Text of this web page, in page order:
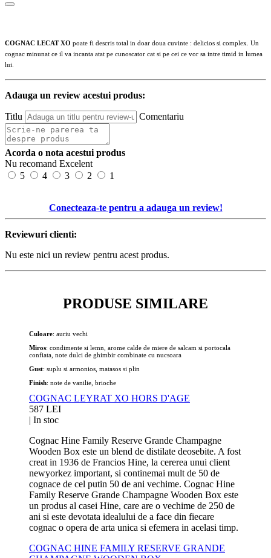
COGNAC LECAT XO poate fi descris total in doar doua cuvinte : delicios si complex. Un
cognac minunat ce il va incanta atat pe cunoscator cat si pe cei ce vor sa intre timid in lumea
lui.
Adauga un review acestui produs:
Titlu Comentariu
Acorda o nota acestui produs
Nu recomand Excelent
5
4 3 2 1
Conecteaza-te pentru a adauga un review!
Reviewuri clienti:
Nu este nici un review pentru acest produs.
PRODUSE SIMILARE
Culoare: auriu vechi
Miros: condimente si lemn, arome calde de miere de salcam si portocala
confiata, note dulci de ghimbir combinate cu nucsoara
Gust: suplu si armonios, matasos si plin
Finish: note de vanilie, brioche
COGNAC LEYRAT XO HORS D'AGE
587 LEI
| In stoc
Cognac Hine Family Reserve Grande Champagne
Wooden Box este un blend de distilate deosebite. A fost
creat in 1936 de Francios Hine, la cererea unui client
newyorkez important, si continemai mult de 50 de
cognace de cel putin 50 de ani vechime. Cognac Hine
Family Reserve Grande Champagne Wooden Box este
un produs al casei Hine, care are o vechime de 250 de
ani si este devotata idealului de a face din fiecare
cognac o opera de arta unica si efemera in acelasi timp.
COGNAC HINE FAMILY RESERVE GRANDE